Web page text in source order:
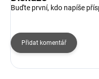
Buďte první, kdo napíše
Přidat komentář